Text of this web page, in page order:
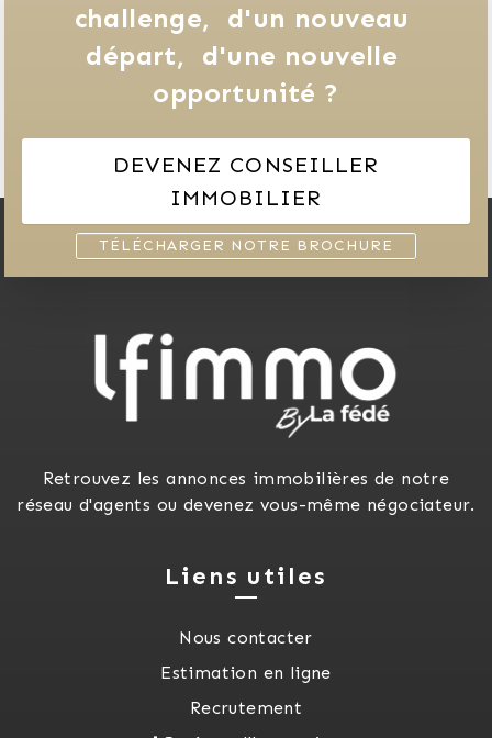
challenge,
d'un nouveau
départ,
d'une nouvelle
opportunité ?
DEVENEZ CONSEILLER
IMMOBILIER
TÉLÉCHARGER NOTRE BROCHURE
Retrouvez les annonces immobilières de notre
réseau d'agents ou devenez vous-même négociateur.
Liens utiles
Nous contacter
Estimation en ligne
Recrutement